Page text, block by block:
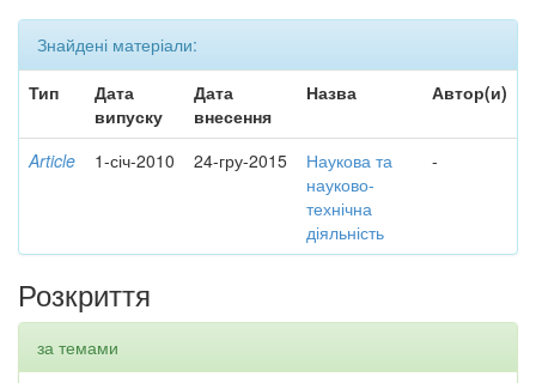
Знайдені матеріали:
Тип
Дата
випуску
Дата
внесення
Назва Автор(и)
Article 1-січ-2010 24-гру-2015
Наукова та
науково-
технічна
діяльність
-
Розкриття
за темами